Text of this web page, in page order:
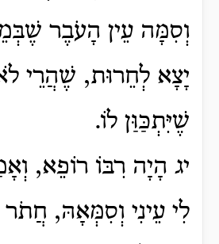
וְסִמָּה עֵין הָעֹבֶר
יָצָא לְחֵרוּת, שֶׁהֲרֵי
שֶׁיִּתְכַּוַּן לוֹ.
יג הָיָה רִבּוֹ רוֹפֵא,
לִי עֵינִי וְסִמְּאָהּ, חֲתֹר